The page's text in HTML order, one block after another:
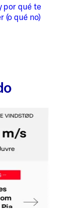
por qué te
(o qué no)